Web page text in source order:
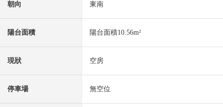
朝向 東南
陽台面積 陽台面積10.56m²
現狀 空房
停車場 無空位